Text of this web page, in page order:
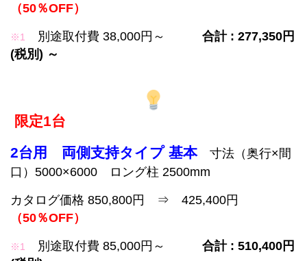
（50％OFF）
※1 別途取付費 38,000円～ 合計 : 277,350円
(税別) ～
限定1台
2台用 両側支持タイプ 基本寸法（奥行×間
口）5000×6000 ロング柱 2500mm
カタログ価格 850,800円 ⇒ 425,400円
（50％OFF）
※1 別途取付費 85,000円～ 合計 : 510,400円